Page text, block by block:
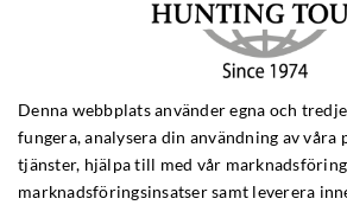
Denna webbplats använder egna och
fungera, analysera din användning av våra
tjänster, hjälpa till med vår
marknadsföringsinsatser samt leverera